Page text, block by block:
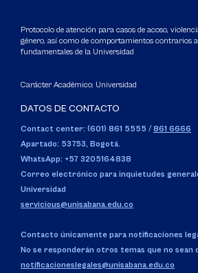
Protocolo de atención para casos de acoso,
género, así como de comportamientos contrarios
fundamentales de la Universidad
Carácter Académico: Universidad
DATOS DE CONTACTO
Contact center: (601) 861 5555 / 861 6666
Apartado: 53753, Bogotá.
WhatsApp: +57 3205164838
Correo electrónico para inquietudes
Universidad
servicious@unisabana.edu.co
Contacto únicamente para notificaciones
No se responderán otros temas que no sean
notificacioneslegales@unisabana.edu.co